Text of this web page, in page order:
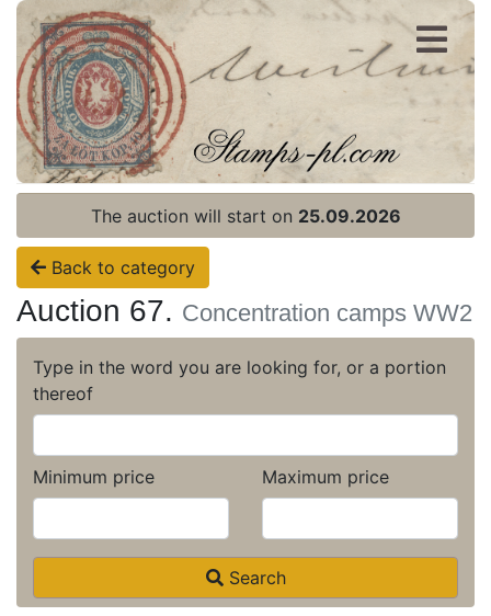
Register
Login
The auction will start on 25.09.2026
Back to category
Auction 67. Concentration camps WW2
Type in the word you are looking for, or a portion
thereof
Minimum price Maximum price
Search